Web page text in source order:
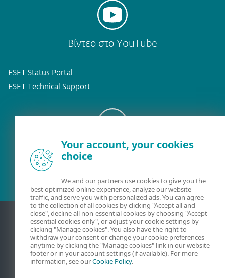
Βίντεο στο YouTube
ESET Status Portal
ESET Technical Support
Υφιστάμενος πελάτης
Your account, your cookies
choice
We and our partners use cookies to give you the
best optimized online experience, analyze our website
traffic, and serve you with personalized ads. You can agree
to the collection of all cookies by clicking "Accept all and
close", decline all non-essential cookies by choosing "Accept
essential cookies only", or adjust your cookie settings by
clicking "Manage cookies". You also have the right to
withdraw your consent or change your cookie preferences
anytime by clicking the "Manage cookies" link in our website
footer or in your account settings (if available). For more
information, see ourCookie Policy.